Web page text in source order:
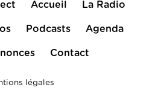
Accueil La Radio
Podcasts Agenda
Contact
légales